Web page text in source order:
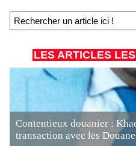
LES ARTICLES
Contentieux douanier :
transaction avec les